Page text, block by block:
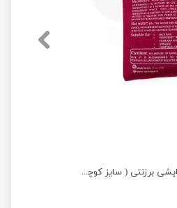
پک سرمایشی و گرمایشی برزنتی ( سایز کوچک 15×11 )